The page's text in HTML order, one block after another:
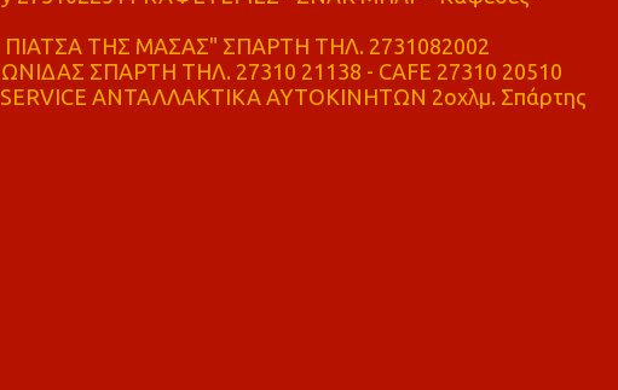
ΤΗΣ ΜΑΣΑΣ" ΣΠΑΡΤΗ ΤΗΛ. 2731082002
ΣΠΑΡΤΗ ΤΗΛ. 27310 21138 - CAFE 27310 20510
ΑΝΤΑΛΛΑΚΤΙΚΑ ΑΥΤΟΚΙΝΗΤΩΝ 2οχλμ. Σπάρτης